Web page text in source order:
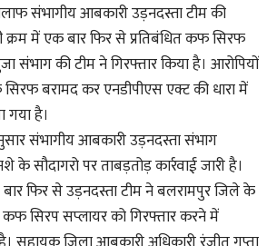
संभागीय आबकारी उड़नदस्ता टीम की
क्रम में एक बार फिर से प्रतिबंधित कफ सिरफ
संभाग की टीम ने गिरफ्तार किया है। आरोपियों
बरामद कर एनडीपीएस एक्ट की धारा में
गया है।
संभागीय आबकारी उड़नदस्ता संभाग
सौदागरो पर ताबड़तोड़ कार्रवाई जारी है।
फिर से उड़नदस्ता टीम ने बलरामपुर जिले के
सिरप सप्लायर को गिरफ्तार करने में